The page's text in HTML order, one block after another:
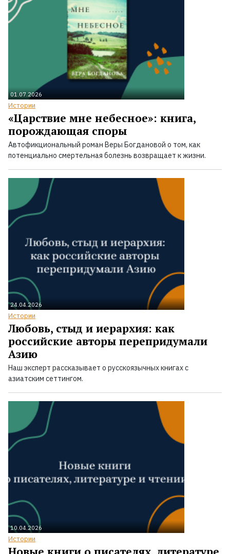
01.07.2026
Истории
«Царствие мне небесное»: книга,
порождающая споры
Автофикциональный роман Веры Богдановой о том, как
потенциально смертельная болезнь возвращает к жизни.
24.04.2026
Истории
Любовь, стыд и иерархия: как
российские авторы перепридумали
Азию
Наш эксперт рассказывает о русскоязычных книгах с
азиатским сеттингом.
10.04.2026
Истории